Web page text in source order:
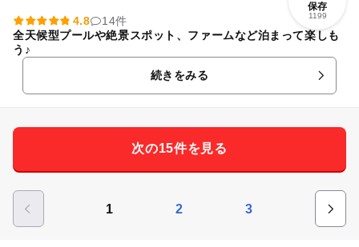
保存
1199
4.8
14件
全天候型プールや絶景スポット、ファームなど泊まって楽しも
う♪
続きをみる
次の15件を見る
1 2 3